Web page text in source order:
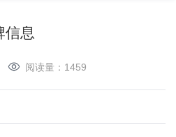
信息
阅读量： 1459